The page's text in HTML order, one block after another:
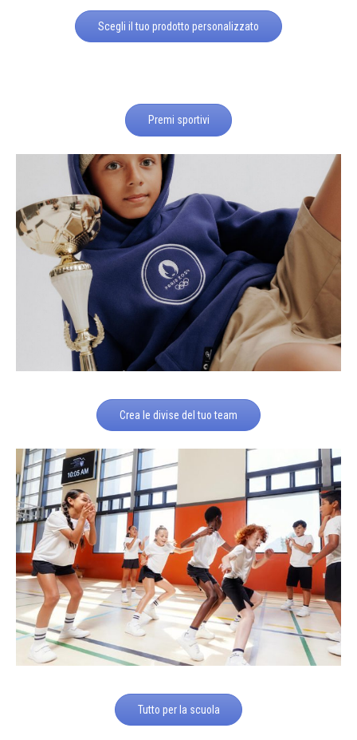
Scegli il tuo prodotto personalizzato
Premi sportivi
Crea le divise del tuo team
Tutto per la scuola